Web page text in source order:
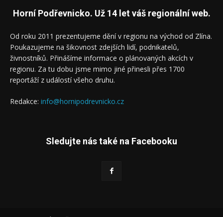
Horní Podřevnicko. Už 14 let váš regionální web.
Od roku 2011 prezentujeme dění v regionu na východ od Zlína.
Poukazujeme na šikovnost zdejších lidí, podnikatelů,
živnostníků. Přinášíme informace o plánovaných akcích v
regionu. Za tu dobu jsme mimo jiné přinesli přes 1700
reportáží z událostí všeho druhu.
Redakce: info@hornipodrevnicko.cz
Sledujte nás také na Facebooku